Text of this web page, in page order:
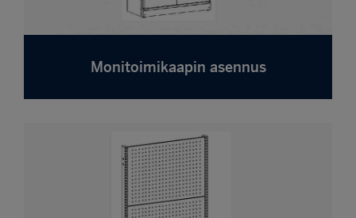
Monitoimikaapin asennus